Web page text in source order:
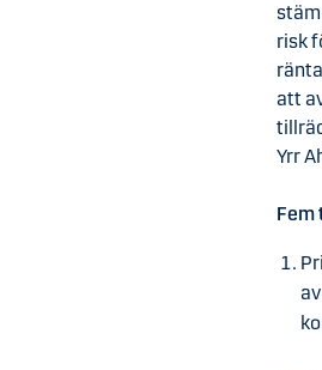
risk
att
Yrr
Fem